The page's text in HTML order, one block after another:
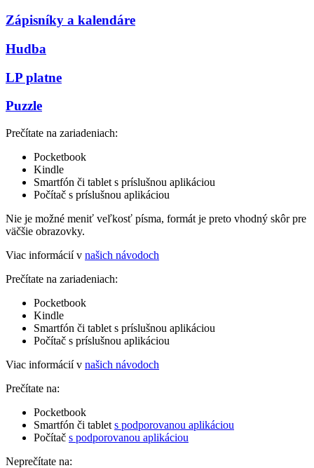
Zápisníky a kalendáre
Hudba
LP platne
Puzzle
Prečítate na zariadeniach:
Pocketbook
Kindle
Smartfón či tablet s príslušnou aplikáciou
Počítač s príslušnou aplikáciou
Nie je možné meniť veľkosť písma, formát je preto vhodný skôr pre
väčšie obrazovky.
Viac informácií v našich návodoch
Prečítate na zariadeniach:
Pocketbook
Kindle
Smartfón či tablet s príslušnou aplikáciou
Počítač s príslušnou aplikáciou
Viac informácií v našich návodoch
Prečítate na:
Pocketbook
Smartfón či tablet s podporovanou aplikáciou
Počítač s podporovanou aplikáciou
Neprečítate na: